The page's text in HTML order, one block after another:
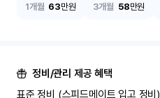
1개월 63만원 3개월 58만원
정비/관리 제공 혜택
표준 정비 (스피드메이트 입고 정비)